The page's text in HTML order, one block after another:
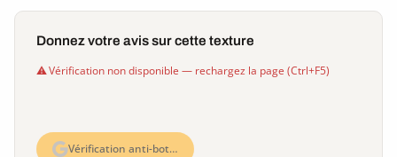
Donnez votre avis sur cette texture
Vérification non disponible — rechargez la page (Ctrl+F5)
Vérification anti-bot…